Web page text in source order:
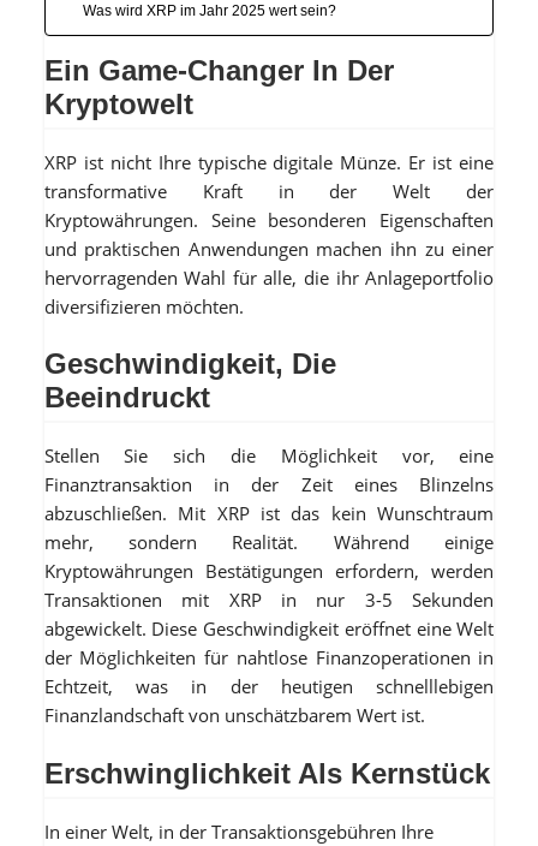
Was wird XRP im Jahr 2025 wert sein?
Ein Game-Changer In Der
Kryptowelt
XRP ist nicht Ihre typische digitale Münze. Er ist eine
transformative Kraft in der Welt der
Kryptowährungen. Seine besonderen Eigenschaften
und praktischen Anwendungen machen ihn zu einer
hervorragenden Wahl für alle, die ihr Anlageportfolio
diversifizieren möchten.
Geschwindigkeit, Die
Beeindruckt
Stellen Sie sich die Möglichkeit vor, eine
Finanztransaktion in der Zeit eines Blinzelns
abzuschließen. Mit XRP ist das kein Wunschtraum
mehr, sondern Realität. Während einige
Kryptowährungen Bestätigungen erfordern, werden
Transaktionen mit XRP in nur 3-5 Sekunden
abgewickelt. Diese Geschwindigkeit eröffnet eine Welt
der Möglichkeiten für nahtlose Finanzoperationen in
Echtzeit, was in der heutigen schnelllebigen
Finanzlandschaft von unschätzbarem Wert ist.
Erschwinglichkeit Als Kernstück
In einer Welt, in der Transaktionsgebühren Ihre